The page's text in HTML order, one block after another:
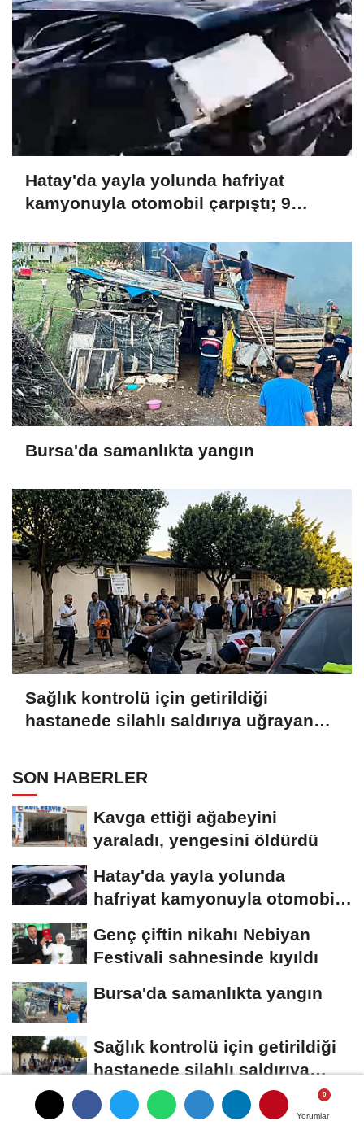
Yorumlar
Yorumlar
Yorumlar
Hatay'da yayla yolunda hafriyat
kamyonuyla otomobil çarpıştı; 9
Bursa'da samanlıkta yangın
Sağlık kontrolü için getirildiği
hastanede silahlı saldırıya uğrayan
SON HABERLER
Kavga ettiği ağabeyini
yaraladı, yengesini öldürdü
Hatay'da yayla yolunda
hafriyat kamyonuyla otomobil
Genç çiftin nikahı Nebiyan
Festivali sahnesinde kıyıldı
Bursa'da samanlıkta yangın
Sağlık kontrolü için getirildiği
hastanede silahlı saldırıya
uğrayan...